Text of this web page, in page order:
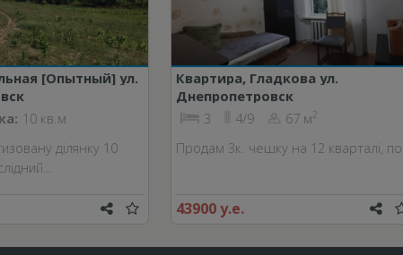
[Опытный] ул.
10 кв.м
ділянку 10
Квартира, Гладкова ул.
Днепропетровск
3
4/9 67 м2
Продам 3к. чешку на 12 кварталі, по…
43900 у.е.